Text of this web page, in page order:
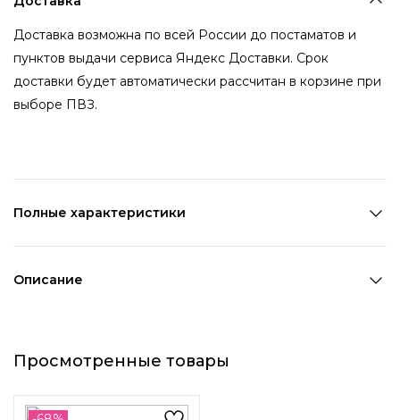
Доставка возможна по всей России до постаматов и
пунктов выдачи сервиса Яндекс Доставки. Срок
доставки будет автоматически рассчитан в корзине при
выборе ПВЗ.
Полные характеристики
Ширина 1: 1,3 см
Декоративный элемент 1:Другое
Описание
три пятиконечные звезды, а на правой одна
стильным акцентом повседневного образа. Застежка
Просмотренные товары